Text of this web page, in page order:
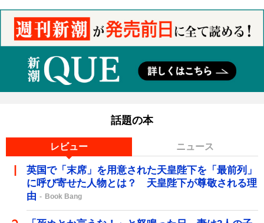
話題の本
レビュー ニュース
英国で「末席」を用意された天皇陛下を「最前列」
に呼び寄せた人物とは？ 天皇陛下が尊敬される理
由
Book Bang